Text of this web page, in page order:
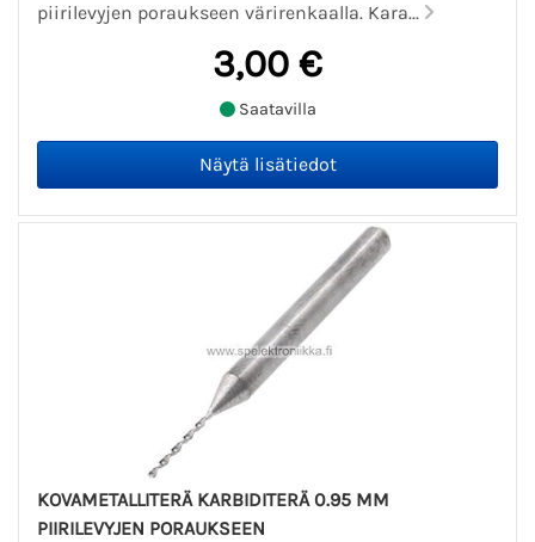
piirilevyjen poraukseen värirenkaalla. Kara...
3,00 €
Saatavilla
KOVAMETALLITERÄ KARBIDITERÄ 0.95 MM
PIIRILEVYJEN PORAUKSEEN